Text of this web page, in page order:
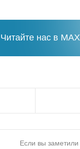
Читайте нас в MAX
Если вы заметили